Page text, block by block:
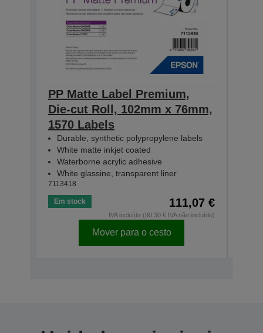
PP Matte Label Premium,
Die-cut Roll, 102mm x 76mm,
1570 Labels
Durable, synthetic polypropylene labels
White matte inkjet coated
Waterborne acrylic adhesive
White glassine, transparent liner
7113418
Em stock 111,07 €
IVA incluído (90,30 € IVA não incluído)
Mover para o cesto